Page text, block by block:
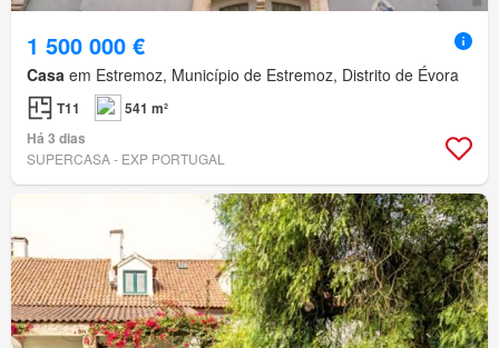
1 500 000 €
Casa em Estremoz, Município de Estremoz, Distrito de Évora
T11
541 m²
Há 3 dias
SUPERCASA - EXP PORTUGAL